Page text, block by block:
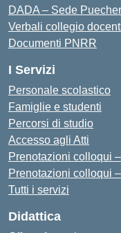
DADA – Sede Puecher
Verbali collegio
Documenti PNRR
I Servizi
Personale scolastico
Famiglie e studenti
Percorsi di studio
Accesso agli Atti
Prenotazioni colloqui
Prenotazioni colloqui
Tutti i servizi
Didattica